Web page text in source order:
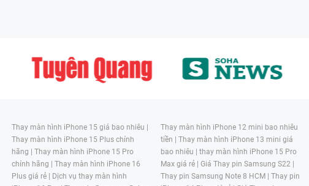
Thay màn hình iPhone 15 giá bao nhiêu |
Thay màn hình iPhone 15 Plus chính
hãng | Thay màn hình iPhone 15 Pro
chính hãng | Thay màn hình iPhone 16
Plus giá rẻ | Dịch vụ thay màn hình
Thay màn hình iPhone 12 mini bao nhiêu
tiền | Thay màn hình iPhone 13 mini giá
bao nhiêu | thay màn hình iPhone 15 Pro
Max giá rẻ | Giá Thay pin Samsung S22 |
Thay pin Samsung Note 8 HCM | Thay pin